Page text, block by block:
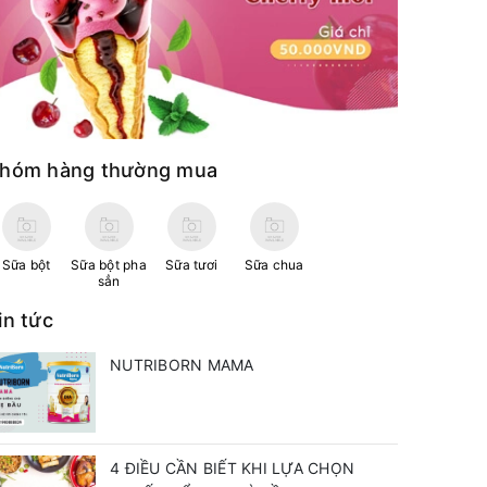
hàng thường mua
Sữa bột
Sữa bột pha
sẳn
Sữa tươi Sữa chua
tức
NUTRIBORN MAMA
4 ĐIỀU CẦN BIẾT KHI LỰA CHỌN